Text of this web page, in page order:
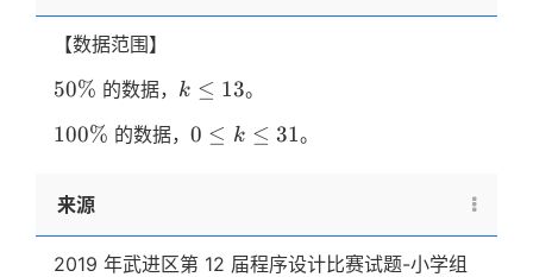
【数据范围】
50\%
50% 的数据， k≤13
k ≤ 13。
100\%
100% 的数据， 0≤k≤31
0 ≤ k ≤ 31。
来源
2019 年武进区第 12 届程序设计比赛试题-小学组